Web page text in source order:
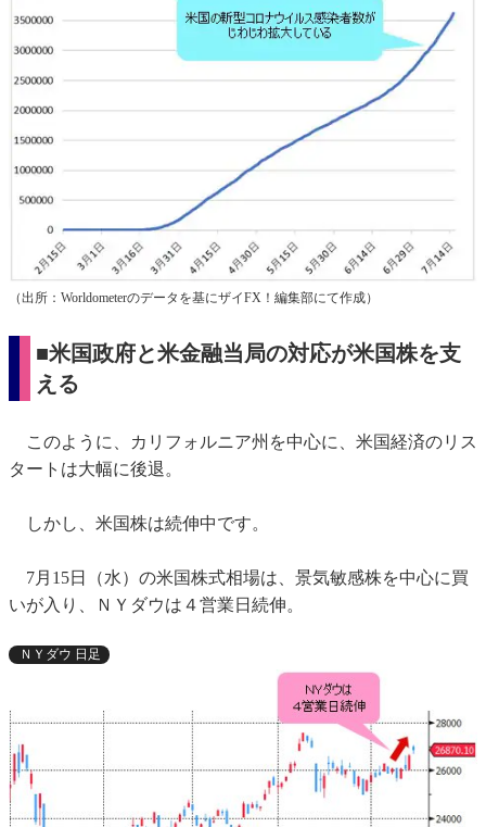
（出所：Worldometerのデータを基にザイFX！編集部にて作成）
■米国政府と米金融当局の対応が米国株を支
える
このように、カリフォルニア州を中心に、米国経済のリス
タートは大幅に後退。
しかし、米国株は続伸中です。
7月15日（水）の米国株式相場は、景気敏感株を中心に買
いが入り、ＮＹダウは４営業日続伸。
ＮＹダウ 日足